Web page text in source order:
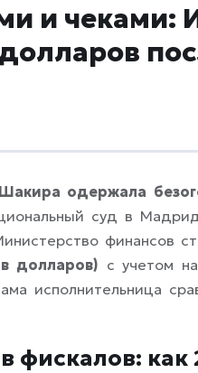
и чеками:
Шакира одержала
суд в
финансов
долларов) с учетом
исполнительница
фискалов: